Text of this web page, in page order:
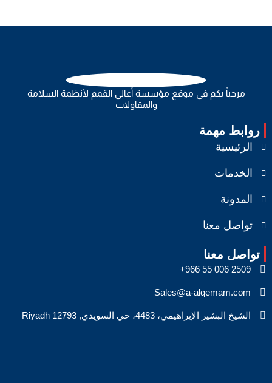
مرحباً بكم في موقع مؤسسة أعالي القمم لأنظمة السلامة
والمقاولات
روابط مهمة
الرئيسية
الخدمات
المدونة
تواصل معنا
تواصل معنا
Sales@a-alqemam.com
الشيخ البشير الإبراهيمي، 4483، حي السويدي, Riyadh 12793